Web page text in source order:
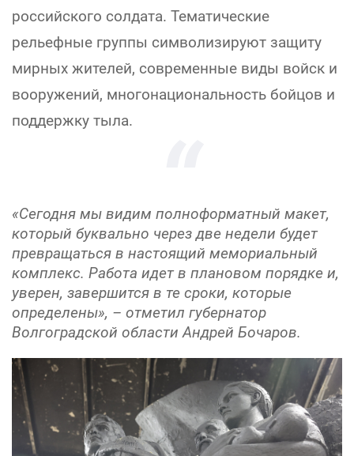
российского солдата. Тематические
рельефные группы символизируют защиту
мирных жителей, современные виды войск и
вооружений, многонациональность бойцов и
поддержку тыла.
«Сегодня мы видим полноформатный макет,
который буквально через две недели будет
превращаться в настоящий мемориальный
комплекс. Работа идет в плановом порядке и,
уверен, завершится в те сроки, которые
определены», – отметил губернатор
Волгоградской области Андрей Бочаров.